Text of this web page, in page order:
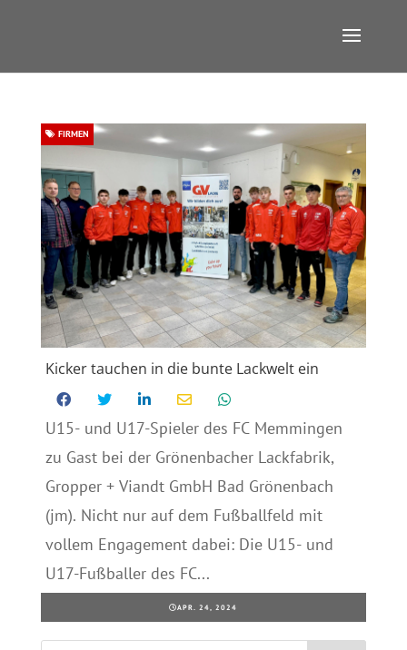
Kicker tauchen in die bunte Lackwelt ein
FIRMEN
U15- und U17-Spieler des FC Memmingen
zu Gast bei der Grönenbacher Lackfabrik,
Gropper + Viandt GmbH Bad Grönenbach
(jm). Nicht nur auf dem Fußballfeld mit
vollem Engagement dabei: Die U15- und
U17-Fußballer des FC...
APR. 24, 2024